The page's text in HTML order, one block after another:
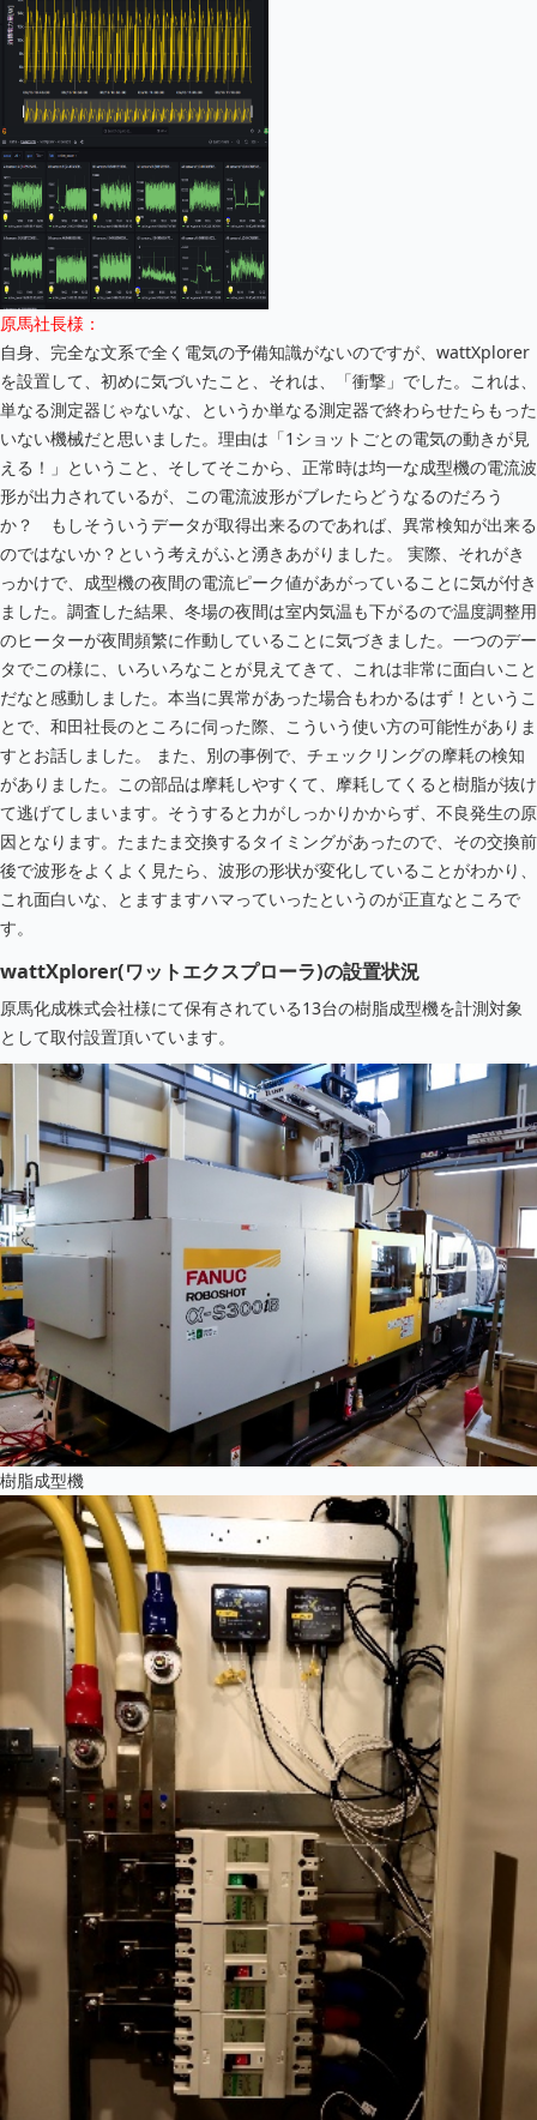
原馬社長様：
自身、完全な文系で全く電気の予備知識がないのですが、wattXplorer
を設置して、初めに気づいたこと、それは、「衝撃」でした。これは、
単なる測定器じゃないな、というか単なる測定器で終わらせたらもった
いない機械だと思いました。理由は「1ショットごとの電気の動きが見
える！」ということ、そしてそこから、正常時は均一な成型機の電流波
形が出力されているが、この電流波形がブレたらどうなるのだろう
か？ もしそういうデータが取得出来るのであれば、異常検知が出来る
のではないか？という考えがふと湧きあがりました。
実際、それがき
っかけで、成型機の夜間の電流ピーク値があがっていることに気が付き
ました。調査した結果、冬場の夜間は室内気温も下がるので温度調整用
のヒーターが夜間頻繁に作動していることに気づきました。一つのデー
タでこの様に、いろいろなことが見えてきて、これは非常に面白いこと
だなと感動しました。本当に異常があった場合もわかるはず！というこ
とで、和田社長のところに伺った際、こういう使い方の可能性がありま
すとお話しました。
また、別の事例で、チェックリングの摩耗の検知
がありました。この部品は摩耗しやすくて、摩耗してくると樹脂が抜け
て逃げてしまいます。そうすると力がしっかりかからず、不良発生の原
因となります。たまたま交換するタイミングがあったので、その交換前
後で波形をよくよく見たら、波形の形状が変化していることがわかり、
これ面白いな、とますますハマっていったというのが正直なところで
す。
wattXplorer(ワットエクスプローラ)の設置状況
原馬化成株式会社様にて保有されている13台の樹脂成型機を計測対象
として取付設置頂いています。
樹脂成型機